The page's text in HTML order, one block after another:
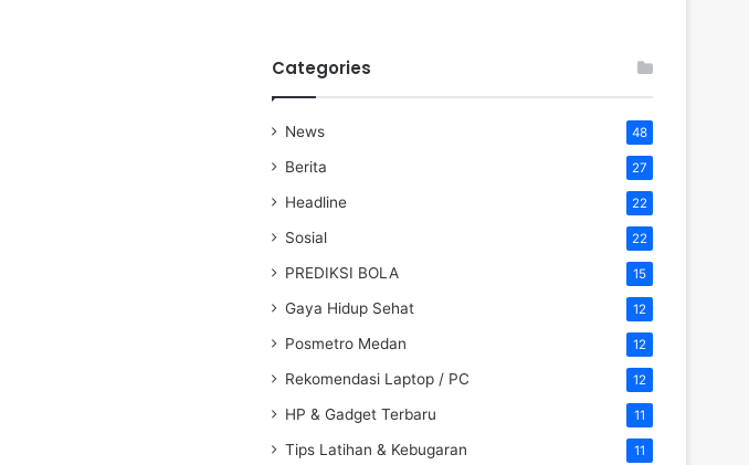
Categories
News 48
Berita 27
Headline 22
Sosial 22
PREDIKSI BOLA 15
Gaya Hidup Sehat 12
Posmetro Medan 12
Rekomendasi Laptop / PC 12
HP & Gadget Terbaru 11
Tips Latihan & Kebugaran 11